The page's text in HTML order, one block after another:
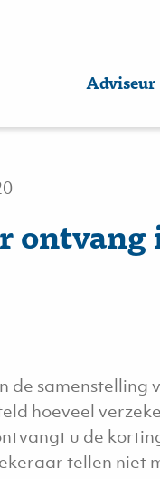
Adviseur
de samenstelling
hoeveel
u de
tellen niet